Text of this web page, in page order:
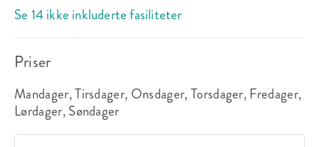
Se 14 ikke inkluderte fasiliteter
Priser
Mandager, Tirsdager, Onsdager, Torsdager, Fredager,
Lørdager, Søndager